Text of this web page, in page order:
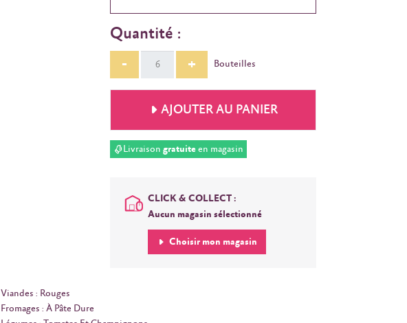
Quantité :
-
+ Bouteilles
AJOUTER AU PANIER
Livraison gratuiteen magasin
CLICK & COLLECT :
Aucun magasin sélectionné
Choisir mon magasin
Viandes : Rouges
Fromages : À Pâte Dure